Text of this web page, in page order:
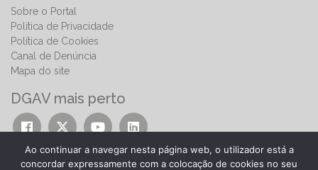
Sobre o Portal
Política de Privacidade
Política de Cookies
Canal de Denúncia
Mapa do site
DGAV mais perto
Ao continuar a navegar nesta página web, o utilizador está a
concordar expressamente com a colocação de cookies no seu